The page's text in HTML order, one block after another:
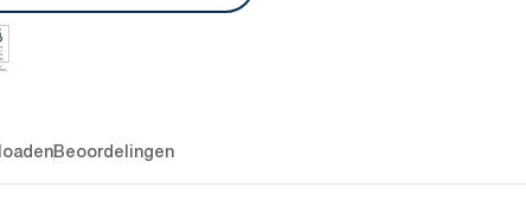
Beoordelingen